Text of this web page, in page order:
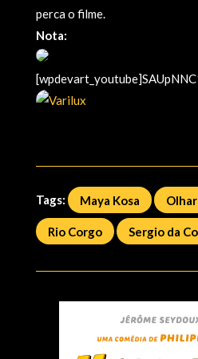
perca o filme.
Nota:
Tags: Maya Kosa
Rio Corgo Sergio da